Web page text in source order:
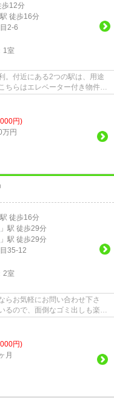
歩12分
駅 徒歩16分
2-6
1室
。付近にある2つの駅は、用途
ちらはエレベーター付き物件で
円)
円
駅 徒歩16分
」駅 徒歩29分
」駅 徒歩29分
35-12
2室
らお気軽にお問い合わせ下さ
るので、面倒なゴミ出しも楽に
円)
月